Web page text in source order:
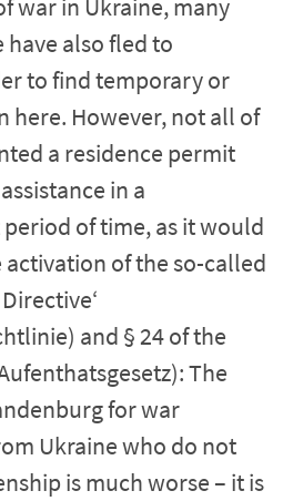
also fled to
to find temporary or
However, not all of
a residence permit
in a
of time, as it would
of the so-called
and § 24 of the
The
for war
Ukraine who do not
is much worse – it is